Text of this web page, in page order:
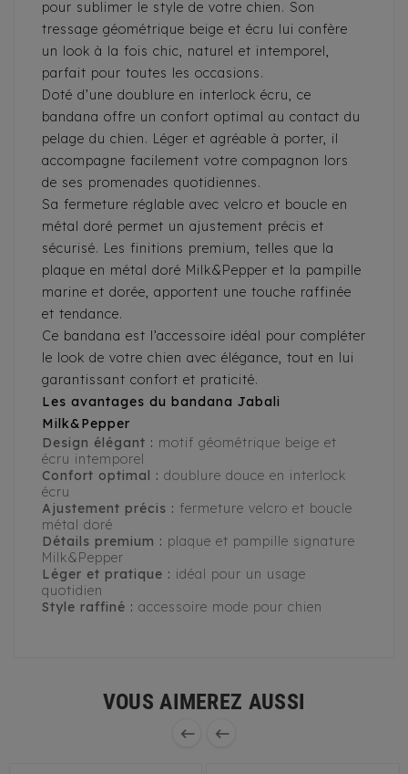
pour sublimer le style de votre chien. Son
tressage géométrique beige et écru lui confère
un look à la fois chic, naturel et intemporel,
parfait pour toutes les occasions.
Doté d’une doublure en interlock écru, ce
bandana offre un confort optimal au contact du
pelage du chien. Léger et agréable à porter, il
accompagne facilement votre compagnon lors
de ses promenades quotidiennes.
Sa fermeture réglable avec velcro et boucle en
métal doré permet un ajustement précis et
sécurisé. Les finitions premium, telles que la
plaque en métal doré Milk&Pepper et la pampille
marine et dorée, apportent une touche raffinée
et tendance.
Ce bandana est l’accessoire idéal pour compléter
le look de votre chien avec élégance, tout en lui
garantissant confort et praticité.
Les avantages du bandana Jabali
Milk&Pepper
Design élégant : motif géométrique beige et
écru intemporel
Confort optimal : doublure douce en interlock
écru
Ajustement précis : fermeture velcro et boucle
métal doré
Détails premium : plaque et pampille signature
Milk&Pepper
Léger et pratique : idéal pour un usage
quotidien
Style raffiné : accessoire mode pour chien
VOUS AIMEREZ AUSSI
 